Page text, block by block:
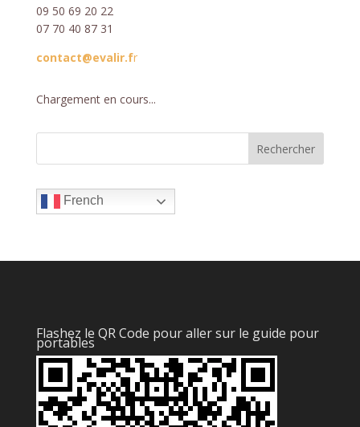
09 50 69 20 22
07 70 40 87 31
contact@evalir.fr
Chargement en cours...
French
Flashez le QR Code pour aller sur le guide pour
portables